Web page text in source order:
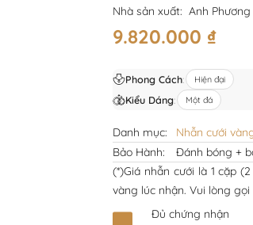
Nhà sản xuất: Anh
9.820.000 ₫
Phong Cách: Hiện đại
Kiểu Dáng: Một đá
Danh mục:
Nhẫn cưới
Bảo Hành:
Đánh bóng +
(*)Giá nhẫn cưới là 1 cặp
vàng lúc nhận. Vui lòng gọi
Đủ chứng nhận